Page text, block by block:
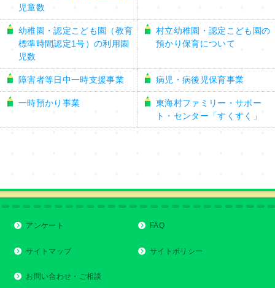
児童数
幼稚園・認定こども園（教育
標準時間認定1号）の利用園
児数
村立幼稚園・認定こども園の
預かり保育について
障害者等日中一時支援事業 病児・病後児保育事業
一時預かり事業
東海村ファミリー・サポー
ト・センター「すくすく」
アンケート FAQ
サイトマップ サイトポリシー
お問い合わせ・ご相談